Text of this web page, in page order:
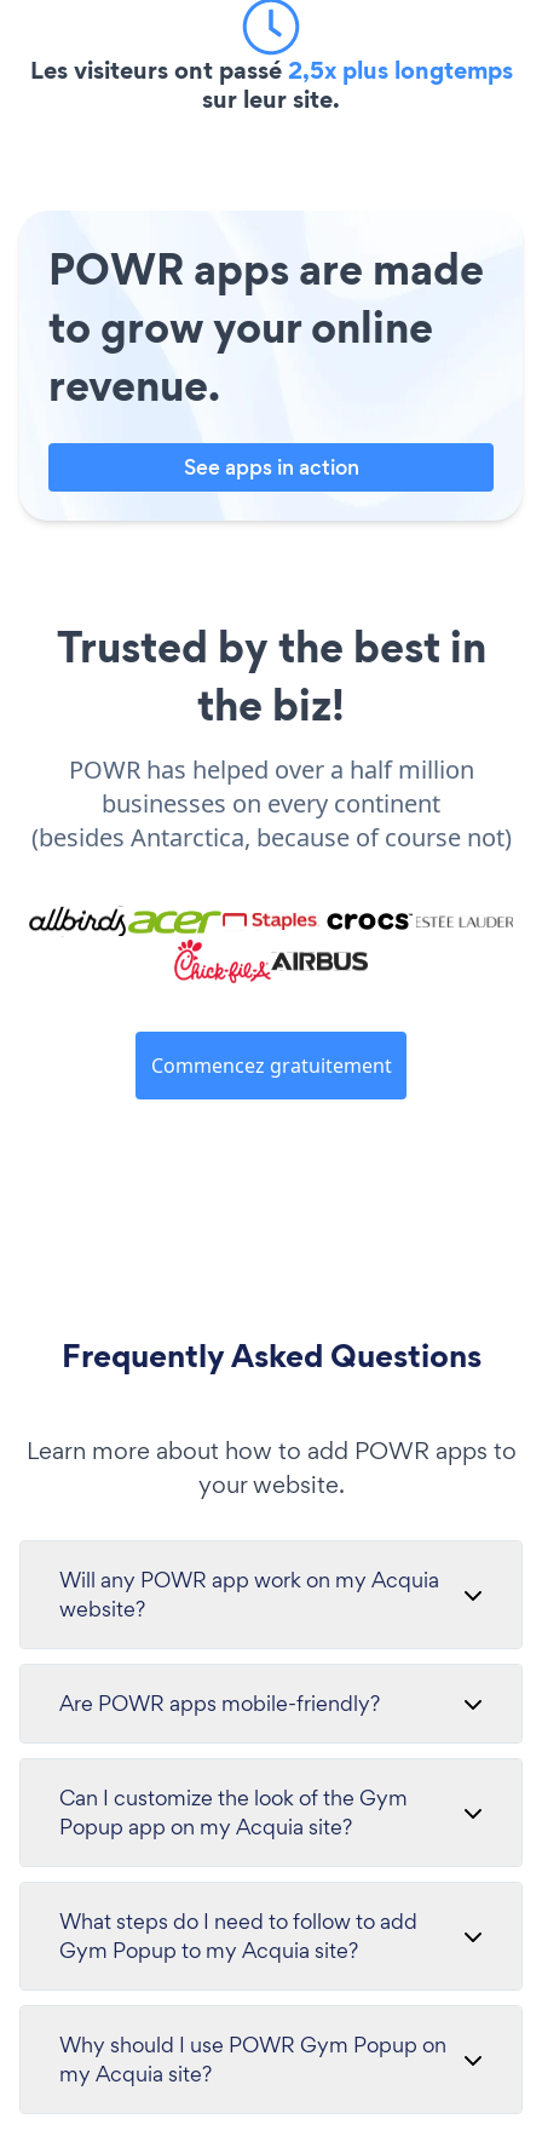
Les visiteurs ont passé2,5x plus longtemps
sur leur site.
POWR apps are made
to grow your online
revenue.
See apps in action
Trusted by the best in
the biz!
POWR has helped over a half million
businesses on every continent
(besides Antarctica, because of course not)
Commencez gratuitement
Frequently Asked Questions
Learn more about how to add POWR apps to
your website.
Will any POWR app work on my Acquia
website?
Are POWR apps mobile-friendly?
Can I customize the look of the Gym
Popup app on my Acquia site?
What steps do I need to follow to add
Gym Popup to my Acquia site?
Why should I use POWR Gym Popup on
my Acquia site?